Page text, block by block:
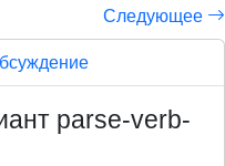
Следующее
parse-verb-